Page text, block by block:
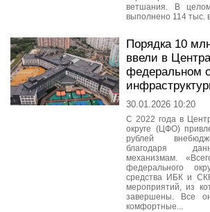
ветшания. В
выполнено 114 тыс.
Порядка 10
ввели в
федеральном
30.01.2026 10:20
С 2022 года в
округе (ЦФО)
рублей
благодаря
механизмам.
федерального
средства ИБК и
мероприятий, из
завершены. Все
комфортные...